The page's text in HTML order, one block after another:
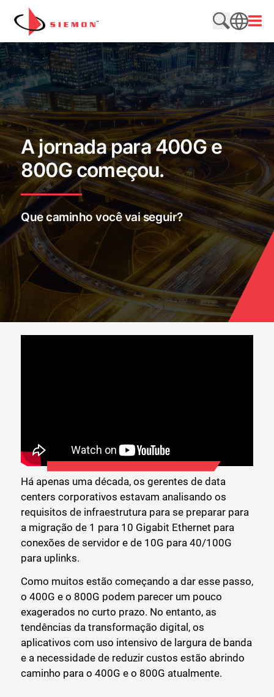
Pular para o conteúdo
Pesquisar
Abrir
SEARCH
A jornada para 400G e
800G começou.
Que caminho você vai seguir?
Há apenas uma década, os gerentes de data
centers corporativos estavam analisando os
requisitos de infraestrutura para se preparar para
a migração de 1 para 10 Gigabit Ethernet para
conexões de servidor e de 10G para 40/100G
para uplinks.
Como muitos estão começando a dar esse passo,
o 400G e o 800G podem parecer um pouco
exagerados no curto prazo. No entanto, as
tendências da transformação digital, os
aplicativos com uso intensivo de largura de banda
e a necessidade de reduzir custos estão abrindo
caminho para o 400G e o 800G atualmente.